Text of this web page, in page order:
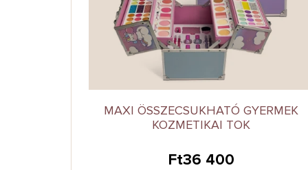
MAXI ÖSSZECSUKHATÓ GYERMEK
KOZMETIKAI TOK
Ft36 400